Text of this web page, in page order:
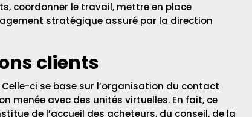
coordonner le travail, mettre en place
stratégique assuré par la direction
clients
ci se base sur l’organisation du contact
menée avec des unités virtuelles. En fait, ce
de l’accueil des acheteurs, du conseil, de la